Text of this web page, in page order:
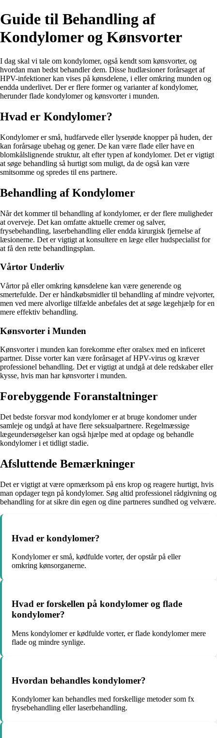
Guide til Behandling af
Kondylomer og Kønsvorter
I dag skal vi tale om kondylomer, også kendt som kønsvorter, og
hvordan man bedst behandler dem. Disse hudlæsioner forårsaget af
HPV-infektioner kan vises på kønsdelene, i eller omkring munden og
endda underlivet. Der er flere former og varianter af kondylomer,
herunder flade kondylomer og kønsvorter i munden.
Hvad er Kondylomer?
Kondylomer er små, hudfarvede eller lyserøde knopper på huden, der
kan forårsage ubehag og gener. De kan være flade eller have en
blomkålslignende struktur, alt efter typen af kondylomer. Det er vigtigt
at søge behandling så hurtigt som muligt, da de også kan være
smitsomme og spredes til ens partnere.
Behandling af Kondylomer
Når det kommer til behandling af kondylomer, er der flere muligheder
at overveje. Det kan omfatte aktuelle cremer og salver,
frysebehandling, laserbehandling eller endda kirurgisk fjernelse af
læsionerne. Det er vigtigt at konsultere en læge eller hudspecialist for
at få den rette behandlingsplan.
Vårtor Underliv
Vårtor på eller omkring kønsdelene kan være generende og
smertefulde. Der er håndkøbsmidler til behandling af mindre vejvorter,
men ved mere alvorlige tilfælde anbefales det at søge lægehjælp for en
mere effektiv behandling.
Kønsvorter i Munden
Kønsvorter i munden kan forekomme efter oralsex med en inficeret
partner. Disse vorter kan være forårsaget af HPV-virus og kræver
professionel behandling. Det er vigtigt at undgå at dele redskaber eller
kysse, hvis man har kønsvorter i munden.
Forebyggende Foranstaltninger
Det bedste forsvar mod kondylomer er at bruge kondomer under
samleje og undgå at have flere seksualpartnere. Regelmæssige
lægeundersøgelser kan også hjælpe med at opdage og behandle
kondylomer i et tidligt stadie.
Afsluttende Bemærkninger
Det er vigtigt at være opmærksom på ens krop og reagere hurtigt, hvis
man opdager tegn på kondylomer. Søg altid professionel rådgivning og
behandling for at sikre din egen og dine partneres sundhed og velvære.
Hvad er kondylomer?
Kondylomer er små, kødfulde vorter, der opstår på eller
omkring kønsorganerne.
Hvad er forskellen på kondylomer og flade
kondylomer?
Mens kondylomer er kødfulde vorter, er flade kondylomer mere
flade og mindre synlige.
Hvordan behandles kondylomer?
Kondylomer kan behandles med forskellige metoder som fx
frysebehandling eller laserbehandling.